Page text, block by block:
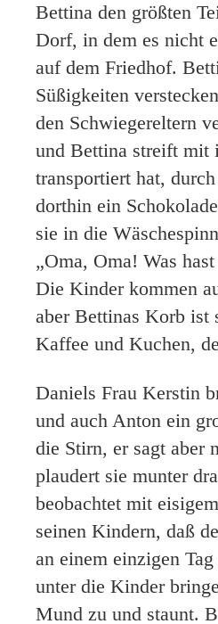
Bettina den größten
Dorf, in dem es nicht
auf dem Friedhof.
Süßigkeiten
den Schwiegereltern
und Bettina streift mit
transportiert hat,
dorthin ein
sie in die
„Oma, Oma! Was
Die Kinder kommen
aber Bettinas Korb ist
Kaffee und Kuchen,
Daniels Frau Kerstin
und auch Anton ein
die Stirn, er sagt aber
plaudert sie munter
beobachtet mit
seinen Kindern, daß
an einem einzigen
unter die Kinder
Mund zu und staunt.